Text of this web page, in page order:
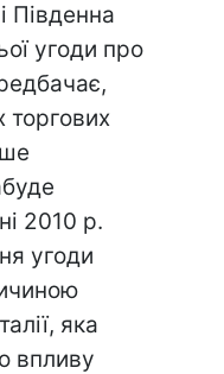
Південна
угоди про
торгових
2010 р.
угоди
яка
впливу